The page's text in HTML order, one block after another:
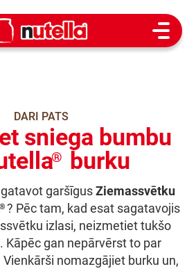
Open
DARI PATS
sniega bumbu
® burku
garšīgusZiemassvētku
® ? Pēc tam, kad esat sagatavojis
izlasi, neizmetiet tukšo
Kāpēc gan nepārvērst to par
nomazgājiet burku un,